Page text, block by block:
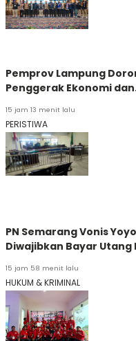
Pemprov Lampung
Penggerak Ekonomi
15 jam 13 menit lalu
PERISTIWA
PN Semarang Vonis
Diwajibkan Bayar Utang
15 jam 58 menit lalu
HUKUM & KRIMINAL